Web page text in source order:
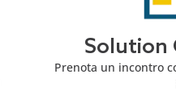
Solution
Prenota un incontro